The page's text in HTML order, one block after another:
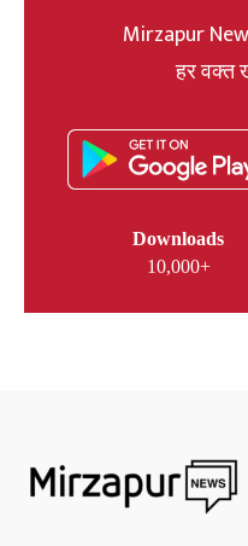
Mirzapur
हर वक्त
Downloads
10,000+